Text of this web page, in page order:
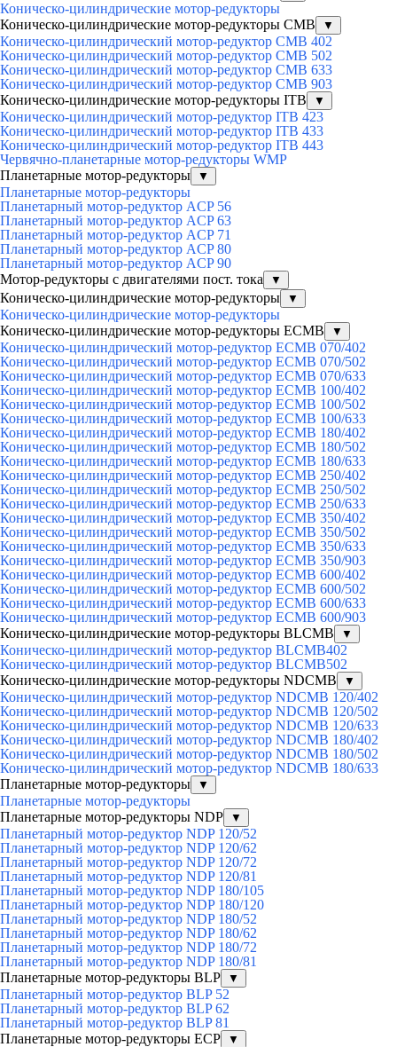
Коническо-цилиндрические мотор-редукторы
Коническо-цилиндрические мотор-редукторы CMB
▼
Коническо-цилиндрический мотор-редуктор CMB 402
Коническо-цилиндрический мотор-редуктор CMB 502
Коническо-цилиндрический мотор-редуктор CMB 633
Коническо-цилиндрический мотор-редуктор CMB 903
Коническо-цилиндрические мотор-редукторы ITB
▼
Коническо-цилиндрический мотор-редуктор ITB 423
Коническо-цилиндрический мотор-редуктор ITB 433
Коническо-цилиндрический мотор-редуктор ITB 443
Червячно-планетарные мотор-редукторы WMP
Планетарные мотор-редукторы
▼
Планетарные мотор-редукторы
Планетарный мотор-редуктор ACP 56
Планетарный мотор-редуктор ACP 63
Планетарный мотор-редуктор ACP 71
Планетарный мотор-редуктор ACP 80
Планетарный мотор-редуктор ACP 90
Мотор-редукторы с двигателями пост. тока
▼
Коническо-цилиндрические мотор-редукторы ▼
Коническо-цилиндрические мотор-редукторы
Коническо-цилиндрические мотор-редукторы ECMB
▼
Коническо-цилиндрический мотор-редуктор ECMB 070/402
Коническо-цилиндрический мотор-редуктор ECMB 070/502
Коническо-цилиндрический мотор-редуктор ECMB 070/633
Коническо-цилиндрический мотор-редуктор ECMB 100/402
Коническо-цилиндрический мотор-редуктор ECMB 100/502
Коническо-цилиндрический мотор-редуктор ECMB 100/633
Коническо-цилиндрический мотор-редуктор ECMB 180/402
Коническо-цилиндрический мотор-редуктор ECMB 180/502
Коническо-цилиндрический мотор-редуктор ECMB 180/633
Коническо-цилиндрический мотор-редуктор ECMB 250/402
Коническо-цилиндрический мотор-редуктор ECMB 250/502
Коническо-цилиндрический мотор-редуктор ECMB 250/633
Коническо-цилиндрический мотор-редуктор ECMB 350/402
Коническо-цилиндрический мотор-редуктор ECMB 350/502
Коническо-цилиндрический мотор-редуктор ECMB 350/633
Коническо-цилиндрический мотор-редуктор ECMB 350/903
Коническо-цилиндрический мотор-редуктор ECMB 600/402
Коническо-цилиндрический мотор-редуктор ECMB 600/502
Коническо-цилиндрический мотор-редуктор ECMB 600/633
Коническо-цилиндрический мотор-редуктор ECMB 600/903
Коническо-цилиндрические мотор-редукторы BLCMB
▼
Коническо-цилиндрический мотор-редуктор BLCMB402
Коническо-цилиндрический мотор-редуктор BLCMB502
Коническо-цилиндрические мотор-редукторы NDCMB
▼
Коническо-цилиндрический мотор-редуктор NDCMB 120/402
Коническо-цилиндрический мотор-редуктор NDCMB 120/502
Коническо-цилиндрический мотор-редуктор NDCMB 120/633
Коническо-цилиндрический мотор-редуктор NDCMB 180/402
Коническо-цилиндрический мотор-редуктор NDCMB 180/502
Коническо-цилиндрический мотор-редуктор NDCMB 180/633
Планетарные мотор-редукторы
▼
Планетарные мотор-редукторы
Планетарные мотор-редукторы NDP
▼
Планетарный мотор-редуктор NDP 120/52
Планетарный мотор-редуктор NDP 120/62
Планетарный мотор-редуктор NDP 120/72
Планетарный мотор-редуктор NDP 120/81
Планетарный мотор-редуктор NDP 180/105
Планетарный мотор-редуктор NDP 180/120
Планетарный мотор-редуктор NDP 180/52
Планетарный мотор-редуктор NDP 180/62
Планетарный мотор-редуктор NDP 180/72
Планетарный мотор-редуктор NDP 180/81
Планетарные мотор-редукторы BLP
▼
Планетарный мотор-редуктор BLP 52
Планетарный мотор-редуктор BLP 62
Планетарный мотор-редуктор BLP 81
Планетарные мотор-редукторы ECP
▼